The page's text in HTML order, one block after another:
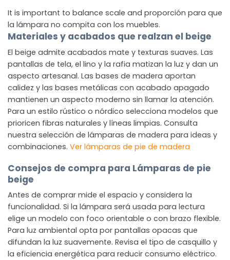
It is important to balance scale and proporción para que
la lámpara no compita con los muebles.
Materiales y acabados que realzan el beige
El beige admite acabados mate y texturas suaves. Las
pantallas de tela, el lino y la rafia matizan la luz y dan un
aspecto artesanal. Las bases de madera aportan
calidez y las bases metálicas con acabado apagado
mantienen un aspecto moderno sin llamar la atención.
Para un estilo rústico o nórdico selecciona modelos que
prioricen fibras naturales y líneas limpias. Consulta
nuestra selección de lámparas de madera para ideas y
combinaciones. Ver lámparas de pie de madera
Consejos de compra para Lámparas de pie
beige
Antes de comprar mide el espacio y considera la
funcionalidad. Si la lámpara será usada para lectura
elige un modelo con foco orientable o con brazo flexible.
Para luz ambiental opta por pantallas opacas que
difundan la luz suavemente. Revisa el tipo de casquillo y
la eficiencia energética para reducir consumo eléctrico.